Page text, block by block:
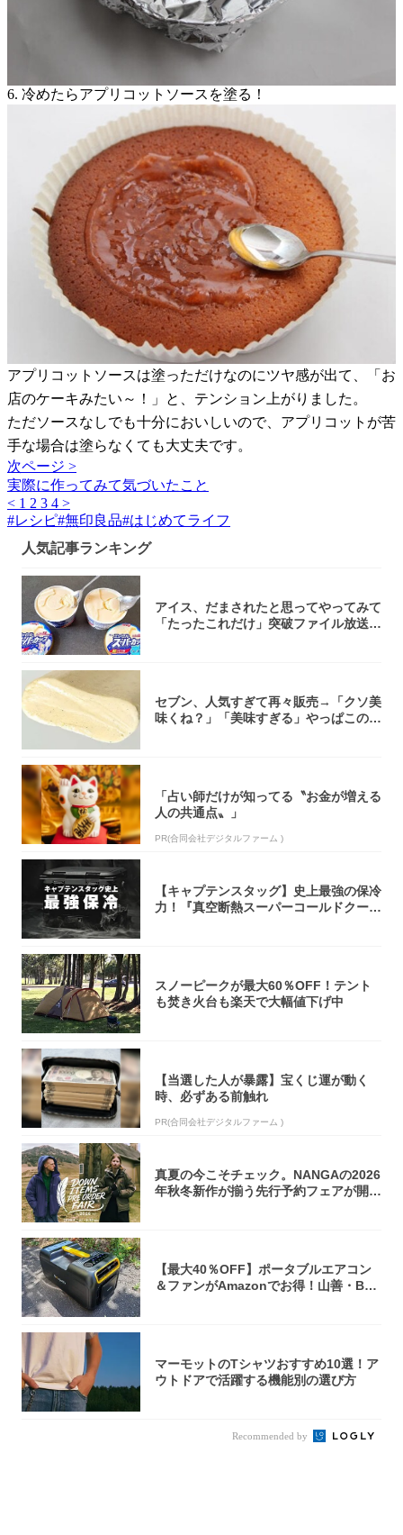
6. 冷めたらアプリコットソースを塗る！
アプリコットソースは塗っただけなのにツヤ感が出て、「お
店のケーキみたい～！」と、テンション上がりました。
ただソースなしでも十分においしいので、アプリコットが苦
手な場合は塗らなくても大丈夫です。
次ページ >
実際に作ってみて気づいたこと
< 1 2 3 4 >
#レシピ#無印良品#はじめてライフ
人気記事ランキング
アイス、だまされたと思ってやってみて
「たったこれだけ」突破ファイル放送で
セブン、人気すぎて再々販売→「クソ美
味くね？」「美味すぎる」やっぱこのク
「占い師だけが知ってる〝お金が増える
人の共通点〟」
PR(合同会社デジタルファーム )
【キャプテンスタッグ】史上最強の保冷
力！『真空断熱スーパーコールドクーラ
スノーピークが最大60％OFF！テント
も焚き火台も楽天で大幅値下げ中
【当選した人が暴露】宝くじ運が動く
時、必ずある前触れ
PR(合同会社デジタルファーム )
真夏の今こそチェック。NANGAの2026
年秋冬新作が揃う先行予約フェアが開催
【最大40％OFF】ポータブルエアコン
＆ファンがAmazonでお得！山善・Bo
マーモットのTシャツおすすめ10選！ア
ウトドアで活躍する機能別の選び方
Recommended by